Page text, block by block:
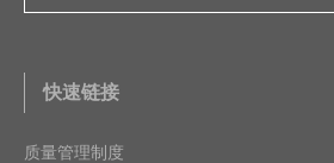
快速链接
质量管理制度